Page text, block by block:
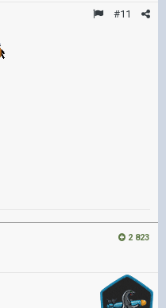
#11
2 823